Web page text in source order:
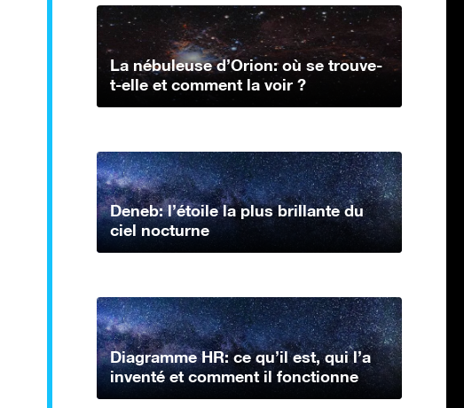
La nébuleuse d’Orion: où se trouve-
t-elle et comment la voir ?
Deneb: l’étoile la plus brillante du
ciel nocturne
Diagramme HR: ce qu’il est, qui l’a
inventé et comment il fonctionne